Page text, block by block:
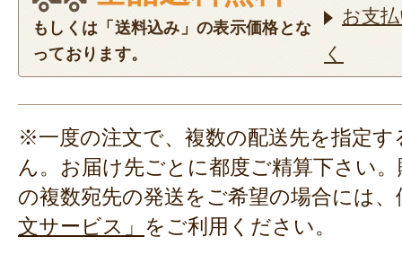
もしくは「送料込み」の表示価格とな
っております。
お支
く
※一度の注文で、複数の配送先を指定
ん。お届け先ごとに都度ご精算下さい
の複数宛先の発送をご希望の場合には、
文サービス」 をご利用ください。